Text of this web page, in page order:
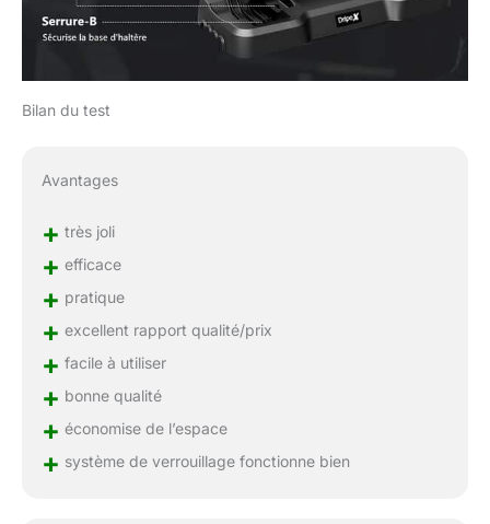
Bilan du test
Avantages
+ très joli
+ efficace
+ pratique
+ excellent rapport qualité/prix
+ facile à utiliser
+ bonne qualité
+ économise de l’espace
+ système de verrouillage fonctionne bien